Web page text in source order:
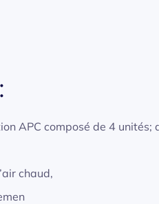
APC composé de 4 unités;
chaud,